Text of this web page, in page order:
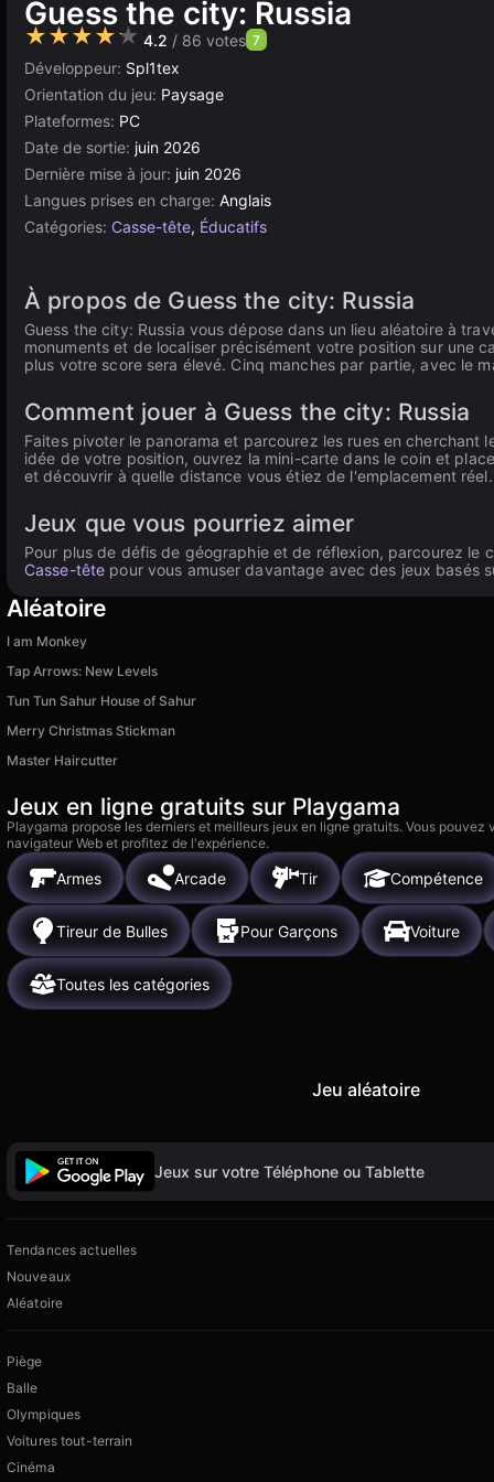
Guess the city: Russia
★★★★★ 4.2 / 86 votes 7
Développeur: Spl1tex
Orientation du jeu: Paysage
Plateformes: PC
Date de sortie: juin 2026
Dernière mise à jour: juin 2026
Langues prises en charge: Anglais
Catégories: Casse-tête, Éducatifs
À propos de Guess the city: Russia
Guess the city: Russia vous dépose dans un lieu aléatoire à
monuments et de localiser précisément votre position sur une
plus votre score sera élevé. Cinq manches par partie, avec le
Comment jouer à Guess the city: Russia
Faites pivoter le panorama et parcourez les rues en cherchant
idée de votre position, ouvrez la mini-carte dans le coin et
et découvrir à quelle distance vous étiez de l'emplacement
Jeux que vous pourriez aimer
Pour plus de défis de géographie et de réflexion, parcourez le
Casse-tête pour vous amuser davantage avec des jeux basés
Aléatoire
I am Monkey
Tap Arrows: New Levels
Tun Tun Sahur House of Sahur
Merry Christmas Stickman
Master Haircutter
Jeux en ligne gratuits sur Playgama
Playgama propose les derniers et meilleurs jeux en ligne gratuits. Vous
navigateur Web et profitez de l'expérience.
Armes Arcade Tir Compétence
Tireur de Bulles Pour Garçons Voiture
Toutes les catégories
Jeu aléatoire
Jeux sur votre Téléphone ou Tablette
Tendances actuelles
Nouveaux
Aléatoire
Piège
Balle
Olympiques
Voitures tout-terrain
Cinéma